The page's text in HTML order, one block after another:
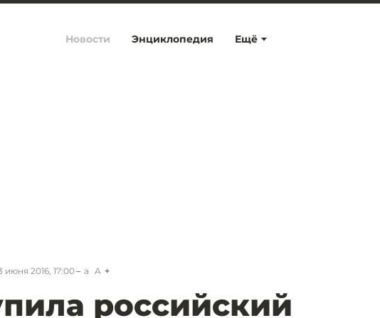
Ещё
Новости Энциклопедия
июня 2016, 17:00 a A
российский